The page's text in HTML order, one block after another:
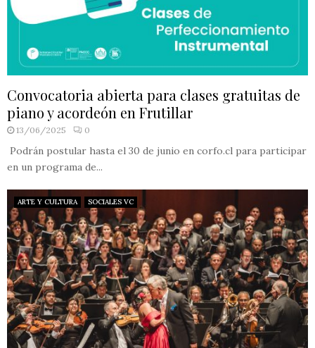
Convocatoria abierta para clases gratuitas de
piano y acordeón en Frutillar
13/06/2025 0
Podrán postular hasta el 30 de junio en corfo.cl para participar
en un programa de...
ARTE Y CULTURA SOCIALES VC